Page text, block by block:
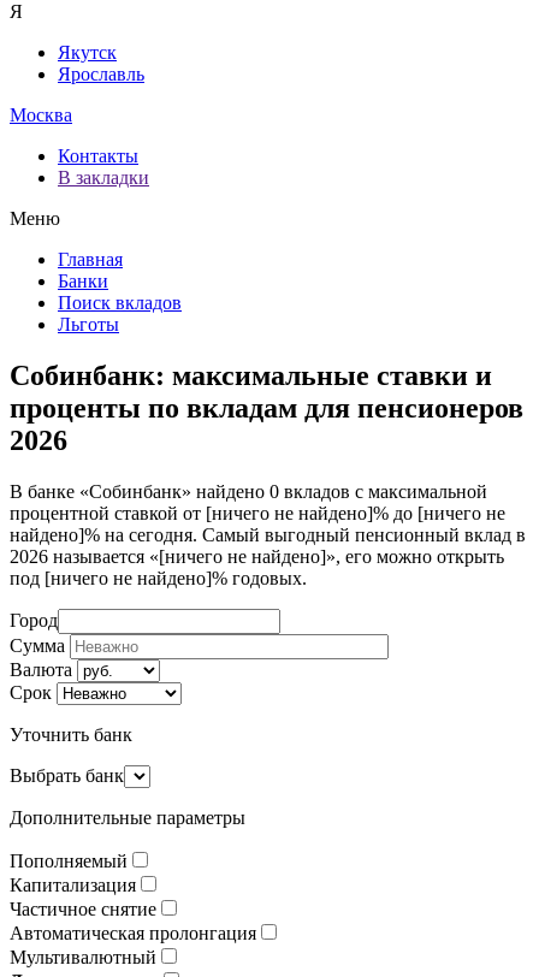
Я
Якутск
Ярославль
Москва
Контакты
В закладки
Меню
Главная
Банки
Поиск вкладов
Льготы
Собинбанк: максимальные ставки и
проценты по вкладам для пенсионеров
2026
В банке «Собинбанк» найдено 0 вкладов с максимальной
процентной ставкой от [ничего не найдено]% до [ничего не
найдено]% на сегодня. Самый выгодный пенсионный вклад в
2026 называется «[ничего не найдено]», его можно открыть
под [ничего не найдено]% годовых.
Город
Сумма
Валюта
Срок
Уточнить банк
Выбрать банк
Дополнительные параметры
Пополняемый
Капитализация
Частичное снятие
Автоматическая пролонгация
Мультивалютный